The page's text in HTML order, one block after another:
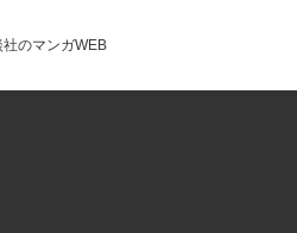
のマンガWEB